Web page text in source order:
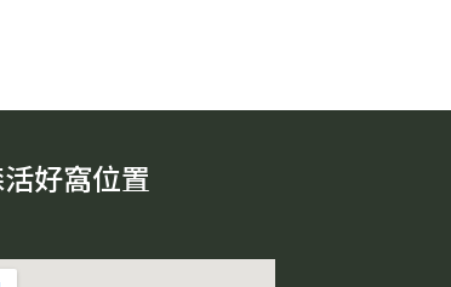
好窩位置